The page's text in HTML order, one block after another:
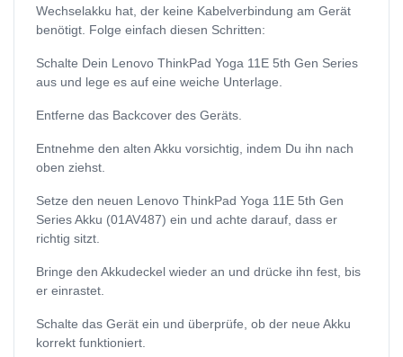
Wechselakku hat, der keine Kabelverbindung am Gerät
benötigt. Folge einfach diesen Schritten:
Schalte Dein Lenovo ThinkPad Yoga 11E 5th Gen Series
aus und lege es auf eine weiche Unterlage.
Entferne das Backcover des Geräts.
Entnehme den alten Akku vorsichtig, indem Du ihn nach
oben ziehst.
Setze den neuen Lenovo ThinkPad Yoga 11E 5th Gen
Series Akku (01AV487) ein und achte darauf, dass er
richtig sitzt.
Bringe den Akkudeckel wieder an und drücke ihn fest, bis
er einrastet.
Schalte das Gerät ein und überprüfe, ob der neue Akku
korrekt funktioniert.